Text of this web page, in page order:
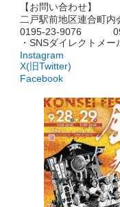
【お問い合わせ】
二戸駅前地区連合町
0195-23-9076
・SNSダイレクトメー
Instagram
X(旧Twitter)
Facebook